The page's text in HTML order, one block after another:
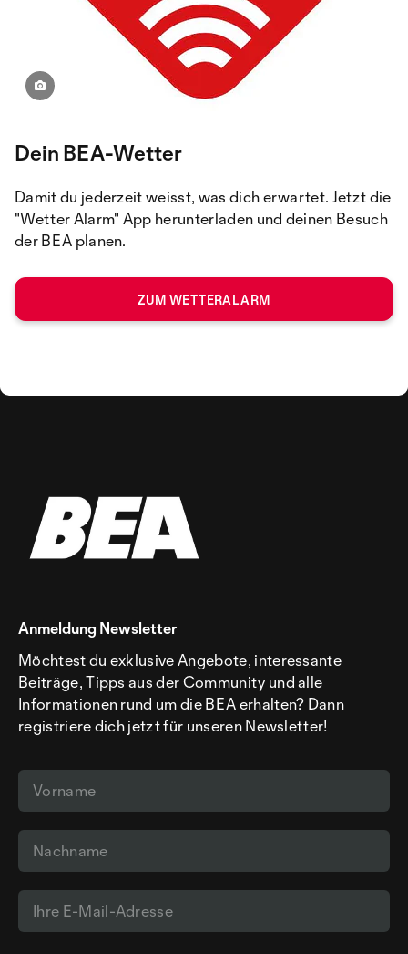
Dein BEA-Wetter
Damit du jederzeit weisst, was dich erwartet. Jetzt die
"Wetter Alarm" App herunterladen und deinen Besuch
der BEA planen.
ZUM WETTERALARM
Anmeldung Newsletter
Möchtest du exklusive Angebote, interessante
Beiträge, Tipps aus der Community und alle
Informationen rund um die BEA erhalten? Dann
registriere dich jetzt für unseren Newsletter!